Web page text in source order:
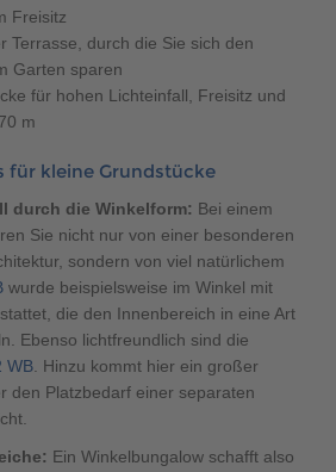
Freisitz
Terrasse, durch die Sie sich den
Garten sparen
für hohen Lichteinfall, Freisitz und
m
für kleine Grundstücke
durch die Winkelform: Bei einem
Sie nicht nur von einer besonderen
sondern von viel natürlichem
wurde beispielsweise im Winkel mit
die den Innenbereich in eine Art
Ebenso lichtfreundlich sind die
WB. Hinzu kommt hier ein großer
den Platzbedarf einer separaten
Ein Winkelbungalow schafft also